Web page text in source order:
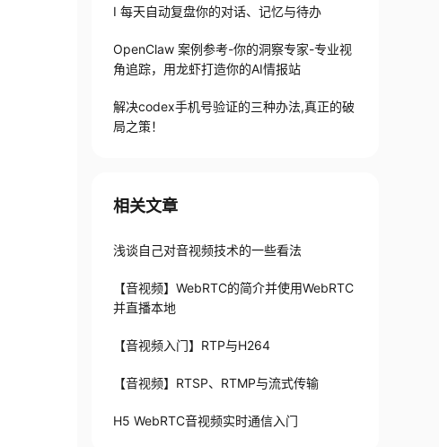
I 每天自动复盘你的对话、记忆与待办
OpenClaw 案例参考-你的洞察专家-专业视
角追踪，用龙虾打造你的AI情报站
解决codex手机号验证的三种办法,真正的破
局之策！
相关文章
浅谈自己对音视频技术的一些看法
【音视频】WebRTC的简介并使用WebRTC
并直播本地
【音视频入门】RTP与H264
【音视频】RTSP、RTMP与流式传输
H5 WebRTC音视频实时通信入门